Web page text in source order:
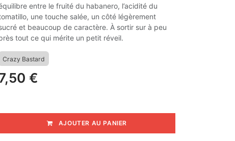
entre le fruité du habanero, l’acidité du
une touche salée, un côté légèrement
et beaucoup de caractère. À sortir sur à peu
tout ce qui mérite un petit réveil.
Crazy Bastard
€
AJOUTER AU PANIER